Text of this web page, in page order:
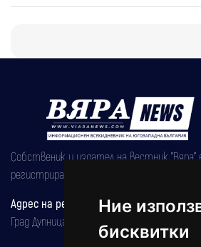
Ние
бисквитки
Собственик и издател на вестник "Вяра"
регистрирана на 08.05.2002 година.
Адрес на редакцията
Град Дупница, ул.''Христо Ботев" 43